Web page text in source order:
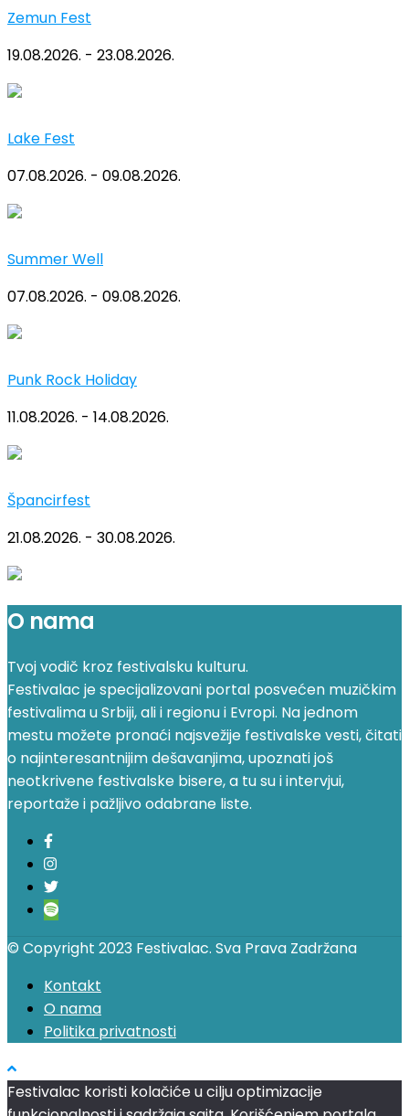
Zemun Fest
19.08.2026. - 23.08.2026.
Lake Fest
07.08.2026. - 09.08.2026.
Summer Well
07.08.2026. - 09.08.2026.
Punk Rock Holiday
11.08.2026. - 14.08.2026.
Špancirfest
21.08.2026. - 30.08.2026.
O nama
Tvoj vodič kroz festivalsku kulturu.
Festivalac je specijalizovani portal posvećen muzičkim
festivalima u Srbiji, ali i regionu i Evropi. Na jednom
mestu možete pronaći najsvežije festivalske vesti, čitati
o najinteresantnijim dešavanjima, upoznati još
neotkrivene festivalske bisere, a tu su i intervjui,
reportaže i pažljivo odabrane liste.
© Copyright 2023 Festivalac. Sva Prava Zadržana
Kontakt
O nama
Politika privatnosti
Festivalac koristi kolačiće u cilju optimizacije